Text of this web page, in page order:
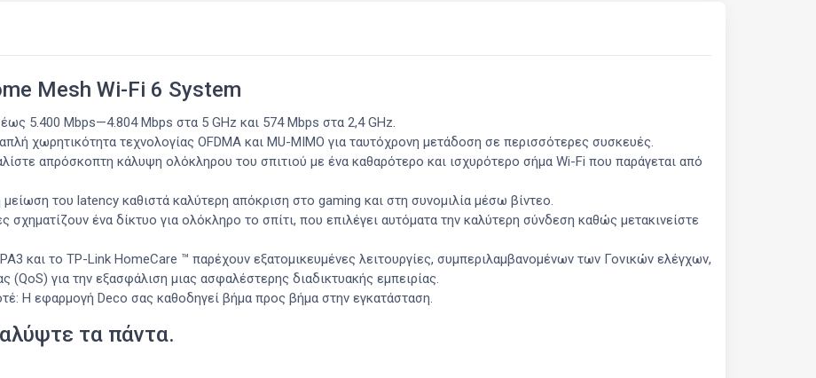
Mesh Wi-Fi 6 System
5.400 Mbps—4.804 Mbps στα 5 GHz και 574 Mbps στα 2,4 GHz.
χωρητικότητα τεχνολογίας OFDMA και MU-MIMO για ταυτόχρονη μετάδοση σε περισσότερες συσκευές.
απρόσκοπτη κάλυψη ολόκληρου του σπιτιού με ένα καθαρότερο και ισχυρότερο σήμα Wi-Fi που παράγεται από
του latency καθιστά καλύτερη απόκριση στο gaming και στη συνομιλία μέσω βίντεο.
ένα δίκτυο για ολόκληρο το σπίτι, που επιλέγει αυτόματα την καλύτερη σύνδεση καθώς μετακινείστε
και το TP-Link HomeCare ™ παρέχουν εξατομικευμένες λειτουργίες, συμπεριλαμβανομένων των Γονικών ελέγχων,
(QoS) για την εξασφάλιση μιας ασφαλέστερης διαδικτυακής εμπειρίας.
Η εφαρμογή Deco σας καθοδηγεί βήμα προς βήμα στην εγκατάσταση.
τα πάντα.